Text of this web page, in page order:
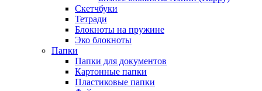
Скетчбуки
Тетради
Блокноты на пружине
Эко блокноты
Папки
Папки для документов
Картонные папки
Пластиковые папки